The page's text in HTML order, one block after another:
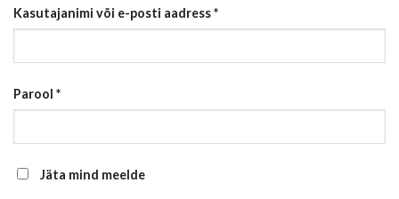
Kasutajanimi või e-posti aadress*
Parool *
Jäta mind meelde